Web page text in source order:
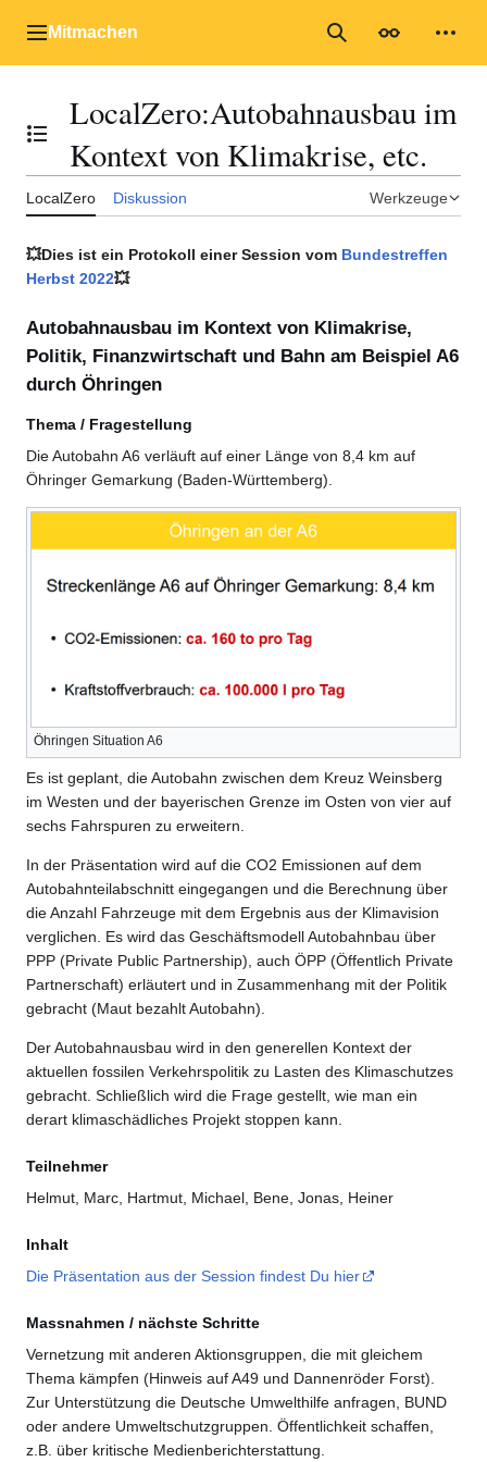
Inhalt
Hauptmenü
Mitmachen Suche
Inhaltsverzeichnis umschalten
LocalZero:Autobahnausbau im
Kontext von Klimakrise, etc.
LocalZero Diskussion Werkzeuge
💥Dies ist ein Protokoll einer Session vom Bundestreffen
Herbst 2022💥
Autobahnausbau im Kontext von Klimakrise,
Politik, Finanzwirtschaft und Bahn am Beispiel A6
durch Öhringen
Thema / Fragestellung
Die Autobahn A6 verläuft auf einer Länge von 8,4 km auf
Öhringer Gemarkung (Baden-Württemberg).
Öhringen Situation A6
Es ist geplant, die Autobahn zwischen dem Kreuz Weinsberg
im Westen und der bayerischen Grenze im Osten von vier auf
sechs Fahrspuren zu erweitern.
In der Präsentation wird auf die CO2 Emissionen auf dem
Autobahnteilabschnitt eingegangen und die Berechnung über
die Anzahl Fahrzeuge mit dem Ergebnis aus der Klimavision
verglichen. Es wird das Geschäftsmodell Autobahnbau über
PPP (Private Public Partnership), auch ÖPP (Öffentlich Private
Partnerschaft) erläutert und in Zusammenhang mit der Politik
gebracht (Maut bezahlt Autobahn).
Der Autobahnausbau wird in den generellen Kontext der
aktuellen fossilen Verkehrspolitik zu Lasten des Klimaschutzes
gebracht. Schließlich wird die Frage gestellt, wie man ein
derart klimaschädliches Projekt stoppen kann.
Teilnehmer
Helmut, Marc, Hartmut, Michael, Bene, Jonas, Heiner
Inhalt
Die Präsentation aus der Session findest Du hier
Massnahmen / nächste Schritte
Vernetzung mit anderen Aktionsgruppen, die mit gleichem
Thema kämpfen (Hinweis auf A49 und Dannenröder Forst).
Zur Unterstützung die Deutsche Umwelthilfe anfragen, BUND
oder andere Umweltschutzgruppen. Öffentlichkeit schaffen,
z.B. über kritische Medienberichterstattung.